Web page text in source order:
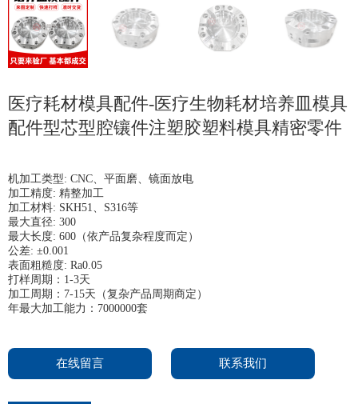
医疗耗材模具配件-医疗生物耗材培养皿模具
配件型芯型腔镶件注塑胶塑料模具精密零件
机加工类型: CNC、平面磨、镜面放电
加工精度: 精整加工
加工材料: SKH51、S316等
最大直径: 300
最大长度: 600（依产品复杂程度而定）
公差: ±0.001
表面粗糙度: Ra0.05
打样周期：1-3天
加工周期：7-15天（复杂产品周期商定）
年最大加工能力：7000000套
在线留言 联系我们